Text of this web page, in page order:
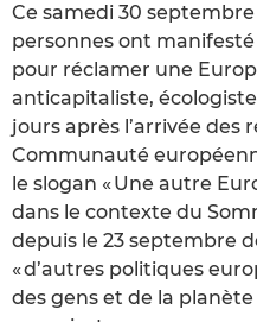
Ce samedi 30
personnes ont
pour réclamer une
anticapitaliste,
jours après l’arrivée des
Communauté
le slogan « Une autre
dans le contexte du
depuis le 23 septembre
« d’autres politiques
des gens et de la planète